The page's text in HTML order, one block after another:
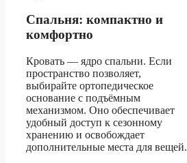
Спальня: компактно и
комфортно
Кровать — ядро спальни. Если
пространство позволяет,
выбирайте ортопедическое
основание с подъёмным
механизмом. Оно обеспечивает
удобный доступ к сезонному
хранению и освобождает
дополнительные места для вещей.